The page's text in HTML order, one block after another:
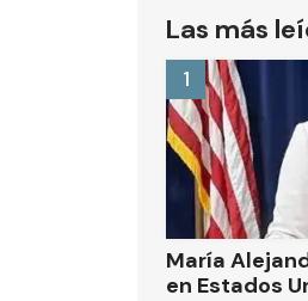
Las más
María
en Estados
1